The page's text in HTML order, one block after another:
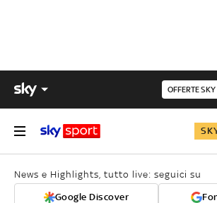
OFFERTE SKY
News e Highlights, tutto live: seguici su
Google Discover